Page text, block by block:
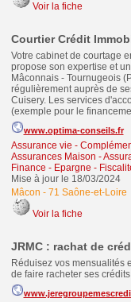
Voir la fiche
Courtier Crédit
Votre cabinet de courtage
propose son expertise et
Mâconnais - Tournugeois
régulièrement auprès de
Cuisery. Les services
(exemple pour le
www.optima-conseils.fr
Assurance vie -
Assurances Maison -
Finance - Epargne -
Mise à jour le 18/03/2024
Mâcon - 71 Saône-et-Loire
Voir la fiche
JRMC : rachat de
Réduisez vos mensualités
de faire racheter ses